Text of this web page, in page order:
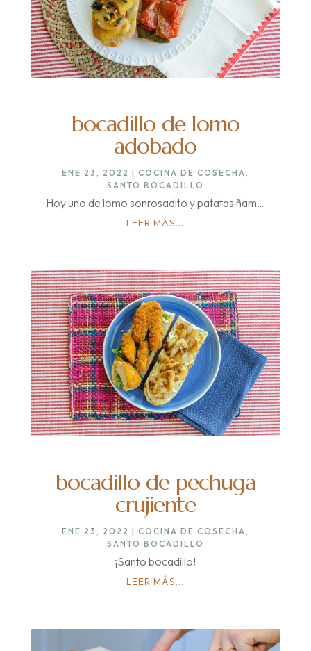
bocadillo de lomo
adobado
ENE 23, 2022 | COCINA DE COSECHA
SANTO BOCADILLO
Hoy uno de lomo sonrosadito y patatas ñam…
LEER MÁS...
bocadillo de pechuga
crujiente
ENE 23, 2022 | COCINA DE COSECHA
SANTO BOCADILLO
¡Santo bocadillo!
LEER MÁS...